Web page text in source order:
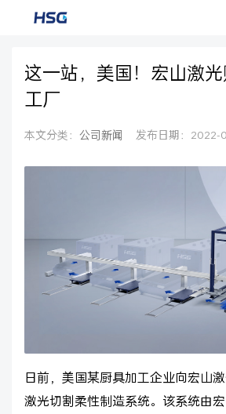
这一站，美国！宏山激
工厂
本文分类： 公司新闻 发布日期：2022-
日前，美国某厨具加工企业向宏山
激光切割柔性制造系统。该系统由宏